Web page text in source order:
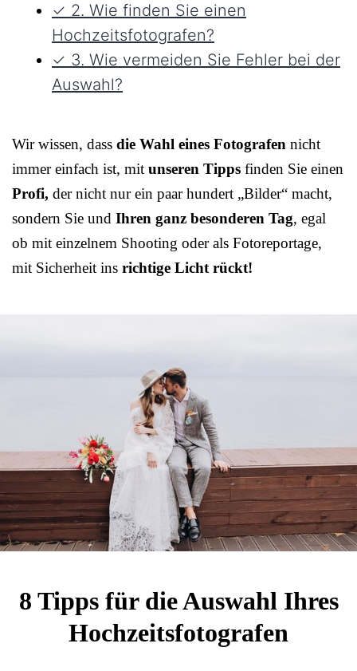
✓ 2. Wie finden Sie einen
Hochzeitsfotografen?
✓ 3. Wie vermeiden Sie Fehler bei der
Auswahl?
Wir wissen, dass die Wahl eines Fotografen nicht
immer einfach ist, mit unseren Tipps finden Sie einen
Profi, der nicht nur ein paar hundert „Bilder“ macht,
sondern Sie und Ihren ganz besonderen Tag, egal
ob mit einzelnem Shooting oder als Fotoreportage,
mit Sicherheit ins richtige Licht rückt!
8 Tipps für die Auswahl Ihres
Hochzeitsfotografen